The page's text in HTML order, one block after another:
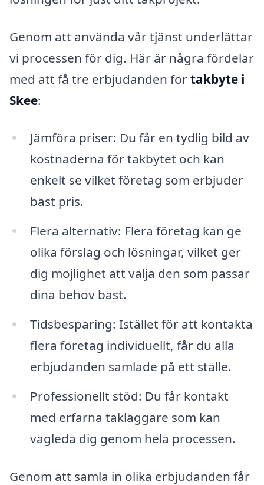
Genom att använda vår tjänst underlättar
vi processen för dig. Här är några fördelar
med att få tre erbjudanden förtakbyte i
Skee:
Jämföra priser: Du får en tydlig bild av
kostnaderna för takbytet och kan
enkelt se vilket företag som erbjuder
bäst pris.
Flera alternativ: Flera företag kan ge
olika förslag och lösningar, vilket ger
dig möjlighet att välja den som passar
dina behov bäst.
Tidsbesparing: Istället för att kontakta
flera företag individuellt, får du alla
erbjudanden samlade på ett ställe.
Professionellt stöd: Du får kontakt
med erfarna takläggare som kan
vägleda dig genom hela processen.
Genom att samla in olika erbjudanden får